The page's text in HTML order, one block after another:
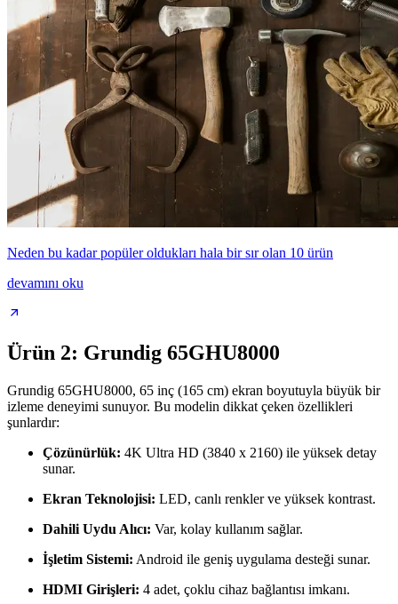
Neden bu kadar popüler oldukları hala bir sır olan 10 ürün
devamını oku
Ürün 2: Grundig 65GHU8000
Grundig 65GHU8000, 65 inç (165 cm) ekran boyutuyla büyük bir
izleme deneyimi sunuyor. Bu modelin dikkat çeken özellikleri
şunlardır:
Çözünürlük: 4K Ultra HD (3840 x 2160) ile yüksek detay
sunar.
Ekran Teknolojisi: LED, canlı renkler ve yüksek kontrast.
Dahili Uydu Alıcı: Var, kolay kullanım sağlar.
İşletim Sistemi: Android ile geniş uygulama desteği sunar.
HDMI Girişleri: 4 adet, çoklu cihaz bağlantısı imkanı.